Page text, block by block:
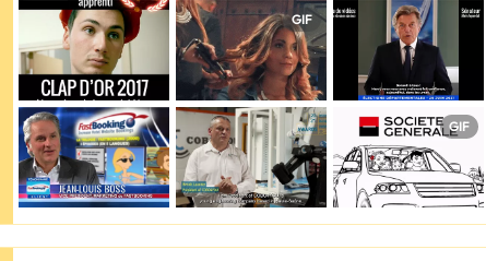
GIF
GIF